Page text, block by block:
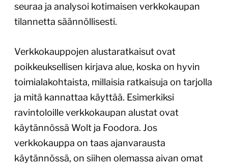
seuraa ja analysoi kotimaisen verkkokaupan
tilannetta säännöllisesti.
Verkkokauppojen alustaratkaisut ovat
poikkeuksellisen kirjava alue, koska on hyvin
toimialakohtaista, millaisia ratkaisuja on tarjolla
ja mitä kannattaa käyttää. Esimerkiksi
ravintoloille verkkokaupan alustat ovat
käytännössä Wolt ja Foodora. Jos
verkkokauppa on taas ajanvarausta
käytännössä, on siihen olemassa aivan omat